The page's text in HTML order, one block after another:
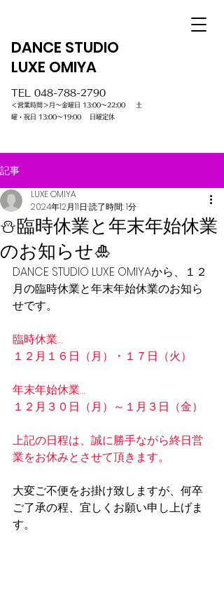
DANCE STUDIO
LUXE OMIYA
TEL 048-788-2790
＜営業時間＞月～金曜日 13:00～22:00 土
曜・祝日 13:00～19:00 日曜定休
記事
⛄臨時休業と年末年始休業
のお知らせ🎍
LUXE OMIYA
2024年12月11日 読了時間: 1分
DANCE STUDIO LUXE OMIYAから、１２
月の臨時休業と年末年始休業のお知ら
せです。
臨時休業…
１２月１６日（月）・１７日（火）
年末年始休業…
１２月３０日（月）～１月３日（金）
上記の日程は、誠に勝手ながら終日営
業をお休みとさせて頂きます。
大変ご不便をお掛け致しますが、何卒
ご了承の程、宜しくお願い申し上げま
す。